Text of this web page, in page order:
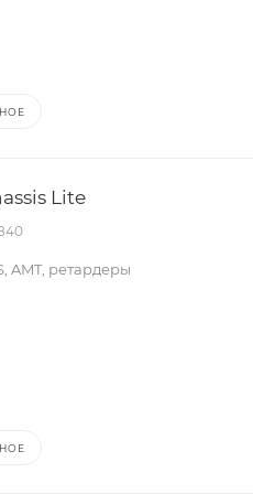
Lite
AMT, ретардеры